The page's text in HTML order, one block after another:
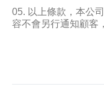
以上條款，本公
容不會另行通知顧客